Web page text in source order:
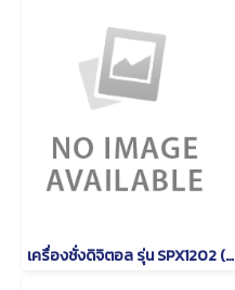
เครื่องชั่งดิจิตอล รุ่น SPX1202 (Scout) ยี่ห้อ OHAUS